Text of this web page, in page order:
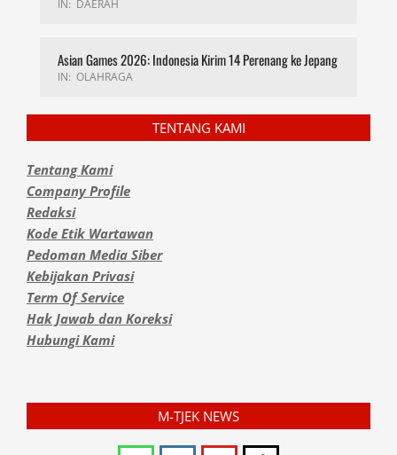
IN: DAERAH
Asian Games 2026: Indonesia Kirim 14 Perenang ke Jepang
IN: OLAHRAGA
TENTANG KAMI
Tentang Kami
Company Profile
Redaksi
Kode Etik Wartawan
Pedoman Media Siber
Kebijakan Privasi
Term Of Service
Hak Jawab dan Koreksi
Hubungi Kami
M-TJEK NEWS